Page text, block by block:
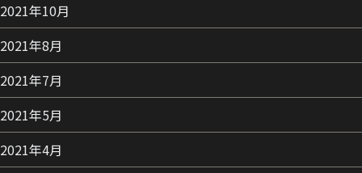
2021年10月
2021年8月
2021年7月
2021年5月
2021年4月